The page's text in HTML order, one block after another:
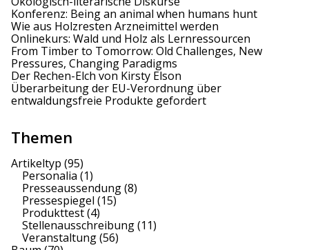
Konferenz: Being an animal when humans hunt
Wie aus Holzresten Arzneimittel werden
Onlinekurs: Wald und Holz als Lernressourcen
From Timber to Tomorrow: Old Challenges, New
Pressures, Changing Paradigms
Der Rechen-Elch von Kirsty Elson
Überarbeitung der EU-Verordnung über
entwaldungsfreie Produkte gefordert
Themen
Artikeltyp (95)
Personalia (1)
Presseaussendung(8)
Pressespiegel (15)
Produkttest(4)
Stellenausschreibung(11)
Veranstaltung(56)